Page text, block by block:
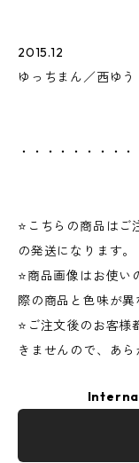
2015.12
ゆっちまん／西ゆう
・・・・・・・・
⭐️こちらの商品は
の発送になります。
⭐️商品画像はお使
際の商品と色味が異
⭐️ご注文後のお客
きませんので、あら